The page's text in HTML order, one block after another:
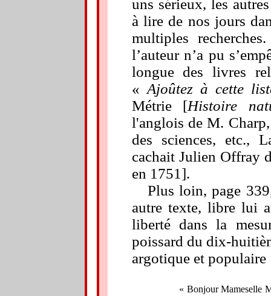
uns sérieux, les
à lire de nos jours
multiples
l’auteur n’a pu
longue des livres
« Ajoûtez à cette
Métrie [Histoire
l'anglois de M.
des sciences, etc.,
cachait Julien Offray
en 1751].
Plus loin, page
autre texte, libre lui
libertédans la
poissard du dix-
argotique et populaire
« Bonjour Mameselle